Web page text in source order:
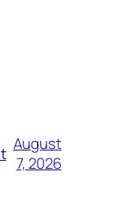
August
7, 2026